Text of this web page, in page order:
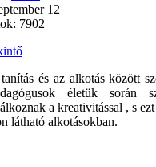
12
7902
és az alkotás között
életük során
a kreativitással , s
látható alkotásokban.